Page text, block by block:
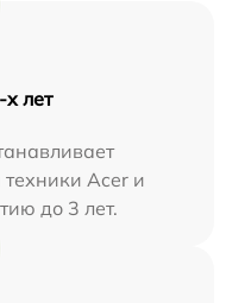
лет
Acer и
до 3 лет.